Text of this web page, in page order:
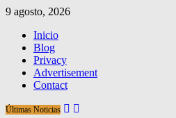
9 agosto, 2026
Inicio
Blog
Privacy
Advertisement
Contact
Últimas Noticias